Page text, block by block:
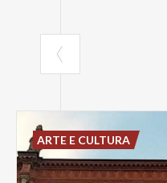
ARTE E CULTURA